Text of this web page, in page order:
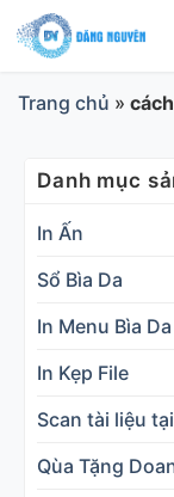
Skip
to
Trang chủ »
Danh mục
In Ấn
Sổ Bìa Da
In Menu Bìa Da
In Kẹp File
Scan tài liệu
Qùa Tặng